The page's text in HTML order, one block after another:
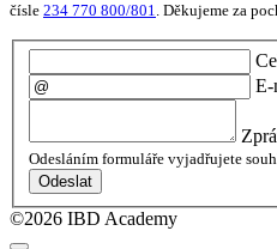
čísle 234 770 800/801. Děkujeme za
E-
Odesláním formuláře vyjadřujete
Odeslat
©2026 IBD Academy